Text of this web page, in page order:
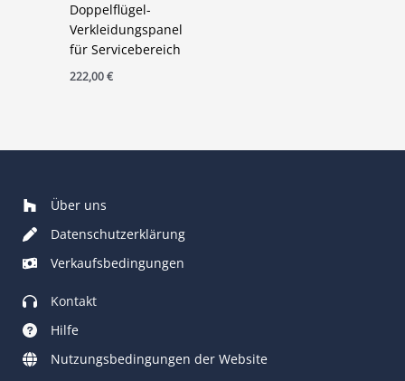
Doppelflügel-
Verkleidungspanel
für Servicebereich
222,00€
Über uns
Datenschutzerklärung
Verkaufsbedingungen
Kontakt
Hilfe
Nutzungsbedingungen der Website